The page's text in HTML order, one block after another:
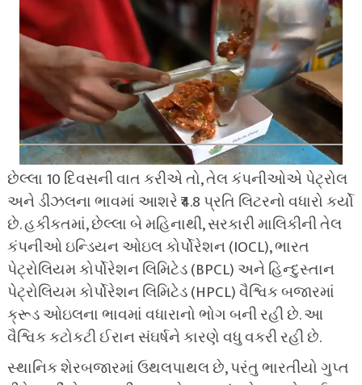
છેલ્લા 10 દિવસની વાત કરીએ તો, તેલ કંપનીઓએ પેટ્રોલ
અને ડીઝલના ભાવમાં આશરે ₹4.8 પ્રતિ લિટરનો વધારો કર્યો
છે. હકીકતમાં, છેલ્લા બે મહિનાથી, સરકારી માલિકીની તેલ
કંપનીઓ ઇન્ડિયન ઓઇલ કોર્પોરેશન (IOCL), ભારત
પેટ્રોલિયમ કોર્પોરેશન લિમિટેડ (BPCL) અને હિન્દુસ્તાન
પેટ્રોલિયમ કોર્પોરેશન લિમિટેડ (HPCL) વૈશ્વિક બજારમાં
ક્રૂડ ઓઇલના ભાવમાં વધારાનો ભોગ બની રહી છે. આ
વૈશ્વિક કટોકટી ઈરાન સંઘર્ષને કારણે વધુ વકરી રહી છે.
સ્થાનિક શેરબજારમાં ઉથલપાથલ છે, પરંતુ ભારતીયો ગુપ્ત